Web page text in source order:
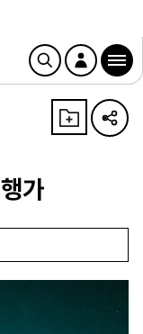
가